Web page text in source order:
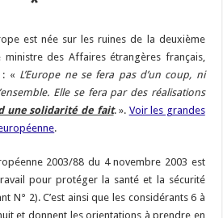
est née sur les ruines de la deuxième
ministre des Affaires étrangères français,
: « L’Europe ne se fera pas d’un coup, ni
Elle se fera par des réalisations
une solidarité de fait. ». Voir les grandes
.
2003/88 du 4 novembre 2003 est
pour protéger la santé et la sécurité
N° 2). C’est ainsi que les considérants 6 à
et donnent les orientations à prendre en